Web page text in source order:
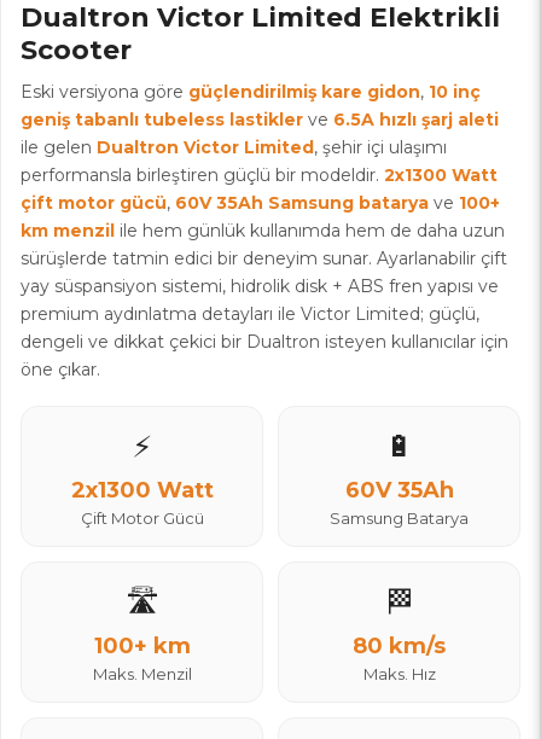
Dualtron Victor Limited Elektrikli
Scooter
Eski versiyona göre güçlendirilmiş kare gidon, 10 inç
geniş tabanlı tubeless lastikler ve 6.5A hızlı şarj aleti
ile gelen Dualtron Victor Limited, şehir içi ulaşımı
performansla birleştiren güçlü bir modeldir. 2x1300 Watt
çift motor gücü, 60V 35Ah Samsung batarya ve 100+
km menzil ile hem günlük kullanımda hem de daha uzun
sürüşlerde tatmin edici bir deneyim sunar. Ayarlanabilir çift
yay süspansiyon sistemi, hidrolik disk + ABS fren yapısı ve
premium aydınlatma detayları ile Victor Limited; güçlü,
dengeli ve dikkat çekici bir Dualtron isteyen kullanıcılar için
öne çıkar.
⚡
2x1300 Watt
Çift Motor Gücü
🔋
60V 35Ah
Samsung Batarya
🛣️
100+ km
Maks. Menzil
🏁
80 km/s
Maks. Hız